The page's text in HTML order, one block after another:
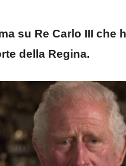
su Re Carlo III
della Regina.